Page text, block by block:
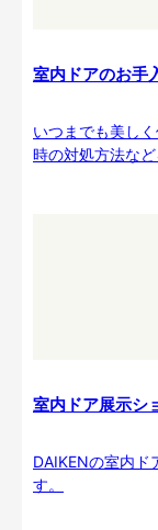
室内ドアのお手
いつまでも美し
時の対処方法など
室内ドア展示シ
DAIKENの室内ド
す。